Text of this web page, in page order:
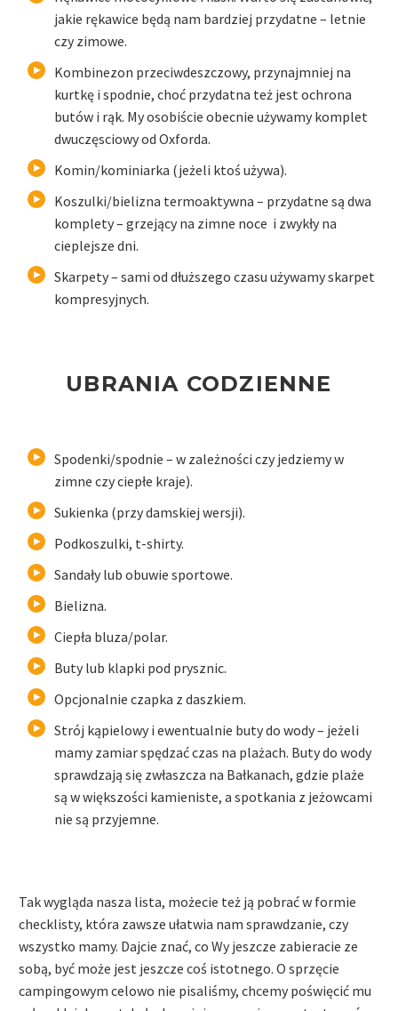
jakie rękawice będą nam bardziej przydatne – letnie
czy zimowe.
Kombinezon przeciwdeszczowy, przynajmniej na
kurtkę i spodnie, choć przydatna też jest ochrona
butów i rąk. My osobiście obecnie używamy komplet
dwuczęsciowy od Oxforda.
Komin/kominiarka (jeżeli ktoś używa).
Koszulki/bielizna termoaktywna – przydatne są dwa
komplety – grzejący na zimne noce i zwykły na
cieplejsze dni.
Skarpety – sami od dłuższego czasu używamy skarpet
kompresyjnych.
UBRANIA CODZIENNE
Spodenki/spodnie – w zależności czy jedziemy w
zimne czy ciepłe kraje).
Sukienka (przy damskiej wersji).
Podkoszulki, t-shirty.
Sandały lub obuwie sportowe.
Bielizna.
Ciepła bluza/polar.
Buty lub klapki pod prysznic.
Opcjonalnie czapka z daszkiem.
Strój kąpielowy i ewentualnie buty do wody – jeżeli
mamy zamiar spędzać czas na plażach. Buty do wody
sprawdzają się zwłaszcza na Bałkanach, gdzie plaże
są w większości kamieniste, a spotkania z jeżowcami
nie są przyjemne.
Tak wygląda nasza lista, możecie też ją pobrać w formie
checklisty, która zawsze ułatwia nam sprawdzanie, czy
wszystko mamy. Dajcie znać, co Wy jeszcze zabieracie ze
sobą, być może jest jeszcze coś istotnego. O sprzęcie
campingowym celowo nie pisaliśmy, chcemy poświęcić mu